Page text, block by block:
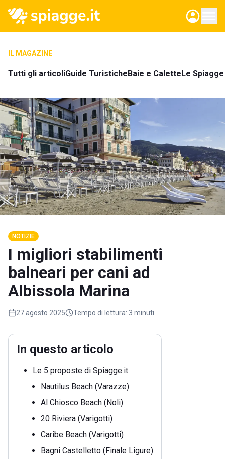
IL MAGAZINE
Tutti gli articoliGuide TuristicheBaie e CaletteLe
NOTIZIE
I migliori stabilimenti
balneari per cani ad
Albissola Marina
27 agosto 2025 Tempo di lettura: 3 minuti
In questo articolo
Le 5 proposte di Spiagge.it
Nautilus Beach (Varazze)
Al Chiosco Beach (Noli)
20 Riviera (Varigotti)
Caribe Beach (Varigotti)
Bagni Castelletto (Finale Ligure)